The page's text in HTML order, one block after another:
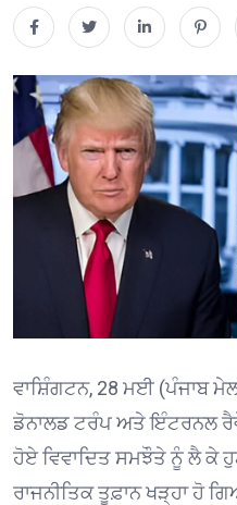
ਵਾਸ਼ਿੰਗਟਨ, 28 ਮਈ (ਪੰਜਾਬ
ਡੋਨਾਲਡ ਟਰੰਪ ਅਤੇ ਇੰਟਰਨਲ
ਹੋਏ ਵਿਵਾਦਿਤ ਸਮਝੌਤੇ ਨੂੰ ਲੈ ਕੇ
ਰਾਜਨੀਤਿਕ ਤੂਫ਼ਾਨ ਖੜ੍ਹਾ ਹੋ